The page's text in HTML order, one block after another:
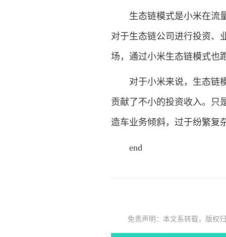
生态链模式是小米在流量
对于生态链公司进行投资、
场，通过小米生态链模式也
对于小米来说，生态链模
贡献了不小的投资收入。只
造车业务倾斜，过于纷繁复
end
免责声明：本文系转载，版权